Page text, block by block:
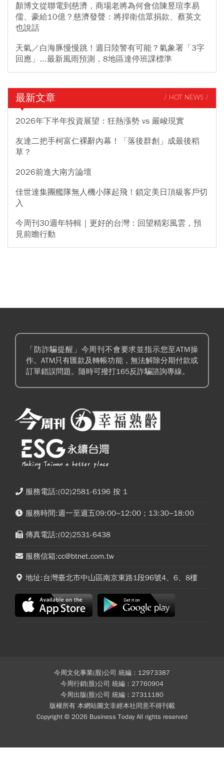
顏博文從聯電到慈濟，商場老將為何會信陳昱瑄李易
儒、豪給10億？慈濟發聲：將捍衛信眾捐款、蔡英文
也說話
天氣／白海豚慢慢跳！週日陸警有可能？氣象署「3字
回應」...最新風雨預測，8地區達停班課標準
最新文章 / HOT NEWS /
2026年下半年投資展望：狂熱漲勢 vs 嚴峻現實
友達二把手柯富仁裸辭內幕！「落後群創」成最後稻
草？
2026前進大南方論壇
佳世達集團艦隊無人機小隊起飛！鎖定美日頂級客戶切
入
今周刊30週年特輯｜更好的台灣：回望精彩風雲，預
見前瞻行動
「防詐騙提醒」今周刊不會要求並指示您至ATM操
作。ATM只有匯款及轉帳功能，無法解除分期付款或
訂單錯誤問題。隨時可撥打165反詐騙諮詢專線。
服務電話:(02)2581-6196 按 1
服務時間:週一至週五09:00~12:00；13:30~18:00
傳真電話:(02)2531-6438
服務信箱:cc@btnet.com.tw
地址:台灣臺北市中山區南京東路1段96號4、6、8樓
今周文化事業(股)公司 統編：12973387
今周行銷(股)公司 統編：27760904
今周出版(股)公司 統編：27311180
版權所有 本網站圖文非經本社同意不得刊載
Copyright © 2026 Business Today All rights reserved